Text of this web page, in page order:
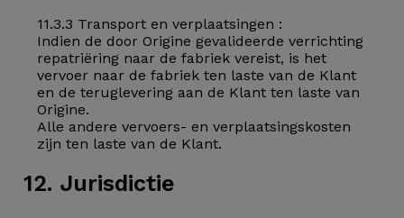
11.3.3 Transport en verplaatsingen :
Indien de door Origine gevalideerde verrichting
repatriëring naar de fabriek vereist, is het
vervoer naar de fabriek ten laste van de Klant
en de teruglevering aan de Klant ten laste van
Origine.
Alle andere vervoers- en verplaatsingskosten
zijn ten laste van de Klant.
12. Jurisdictie